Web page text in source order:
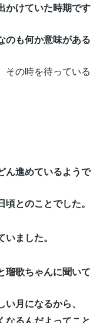
かけていた時期です
のも何か意味がある
その時を待っている
ん進めているようで
とのことでした。
ました。
瑠歌ちゃんに聞いて
月になるから、